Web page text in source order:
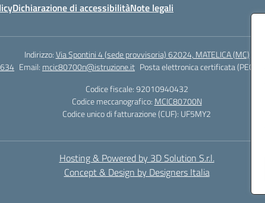
Dichiarazione di accessibilitàNote legali
Indirizzo:Via Spontini 4 (sede provvisoria) 62024, MATELICA (MC)
Email: mcic80700n@istruzione.it Posta elettronica certificata (PEC):
Codice fiscale: 92010940432
Codice meccanografico: MCIC80700N
Codice unico di fatturazione (CUF): UF5MY2
Hosting & Powered by 3D Solution S.r.l.
Concept & Design by Designers Italia